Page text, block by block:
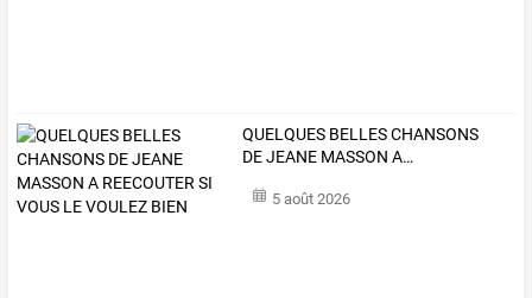
QUELQUES BELLESCHANSONS
DEJEANE MASSON A…
5 août 2026